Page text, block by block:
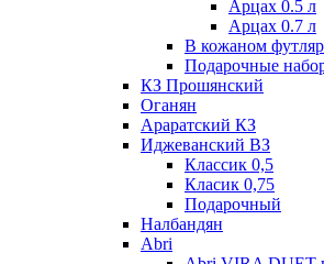
Арцах 0.5 л
Арцах 0.7 л
В кожаном
Подарочные
КЗ Прошянский
Оганян
Араратский КЗ
Иджеванский ВЗ
Классик 0,5
Класик 0,75
Подарочный
Налбандян
Abri